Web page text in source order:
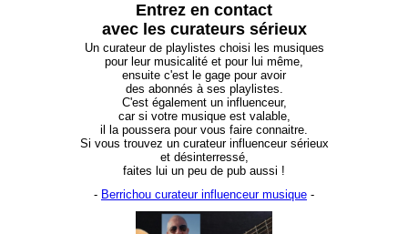
Entrez en contact
avec les curateurs sérieux
Un curateur de playlistes choisi les musiques
ensuite c'est le gage pour avoir
C'est également un influenceur,
car si votre musique est valable,
Si vous trouvez un curateur influenceur sérieux
et désinterressé,
faites lui un peu de pub aussi !
- Berrichou curateur influenceur musique -